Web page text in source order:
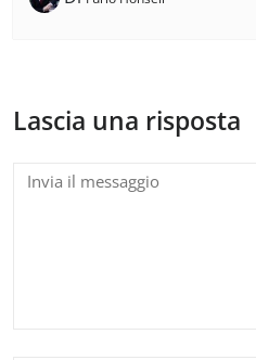
Lascia una risposta